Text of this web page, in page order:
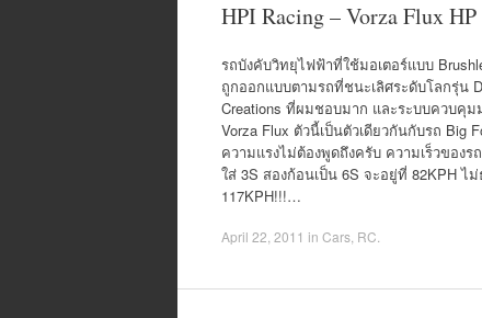
HPI Racing – Vorza Flux HP
รถบังคับวิทยุไฟฟ้าที่ใช้มอเตอร์แบบ
ถูกออกแบบตามรถที่ชนะเลิศระดับโลกรุ่น
Creations ที่ผมชอบมาก และระบบควบคุม
Vorza Flux ตัวนี้เป็นตัวเดียวกันกับรถ Big
ความแรงไม่ต้องพูดถึงครับ ความเร็วของ
ใส่ 3S สองก้อนเป็น 6S จะอยู่ที่ 82KPH ไ
117KPH!!!…
April 22, 2011 in Cars RC